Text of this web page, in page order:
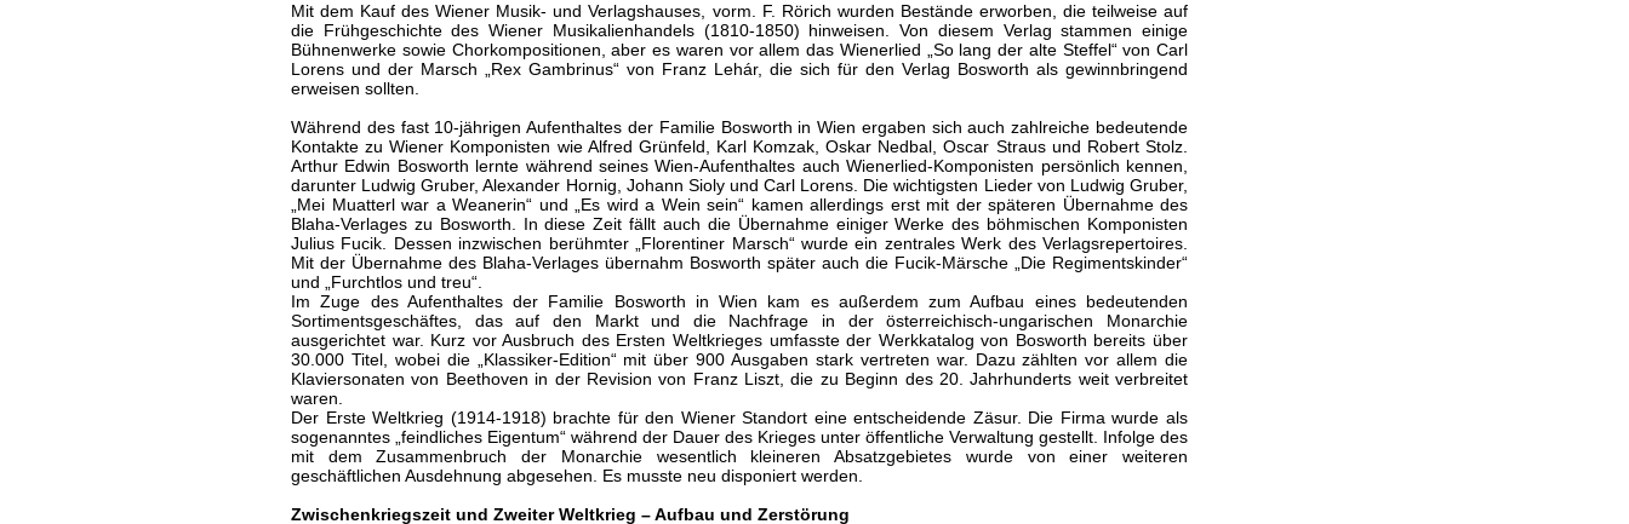
Mit dem Kauf des Wiener Musik- und Verlagshauses, vorm. F. Rörich wurden Bestände erworben, die teilweise auf
die Frühgeschichte des Wiener Musikalienhandels (1810-1850) hinweisen. Von diesem Verlag stammen einige
Bühnenwerke sowie Chorkompositionen, aber es waren vor allem das Wienerlied „So lang der alte Steffel“ von Carl
Lorens und der Marsch „Rex Gambrinus“ von Franz Lehár, die sich für den Verlag Bosworth als gewinnbringend
erweisen sollten.
Während des fast 10-jährigen Aufenthaltes der Familie Bosworth in Wien ergaben sich auch zahlreiche bedeutende
Kontakte zu Wiener Komponisten wie Alfred Grünfeld, Karl Komzak, Oskar Nedbal, Oscar Straus und Robert Stolz.
Arthur Edwin Bosworth lernte während seines Wien-Aufenthaltes auch Wienerlied-Komponisten persönlich kennen,
darunter Ludwig Gruber, Alexander Hornig, Johann Sioly und Carl Lorens. Die wichtigsten Lieder von Ludwig Gruber,
„Mei Muatterl war a Weanerin“ und „Es wird a Wein sein“ kamen allerdings erst mit der späteren Übernahme des
Blaha-Verlages zu Bosworth. In diese Zeit fällt auch die Übernahme einiger Werke des böhmischen Komponisten
Julius Fucik. Dessen inzwischen berühmter „Florentiner Marsch“ wurde ein zentrales Werk des Verlagsrepertoires.
Mit der Übernahme des Blaha-Verlages übernahm Bosworth später auch die Fucik-Märsche „Die Regimentskinder“
und „Furchtlos und treu“.
Im Zuge des Aufenthaltes der Familie Bosworth in Wien kam es außerdem zum Aufbau eines bedeutenden
Sortimentsgeschäftes, das auf den Markt und die Nachfrage in der österreichisch-ungarischen Monarchie
ausgerichtet war. Kurz vor Ausbruch des Ersten Weltkrieges umfasste der Werkkatalog von Bosworth bereits über
30.000 Titel, wobei die „Klassiker-Edition“ mit über 900 Ausgaben stark vertreten war. Dazu zählten vor allem die
Klaviersonaten von Beethoven in der Revision von Franz Liszt, die zu Beginn des 20. Jahrhunderts weit verbreitet
waren.
Der Erste Weltkrieg (1914-1918) brachte für den Wiener Standort eine entscheidende Zäsur. Die Firma wurde als
sogenanntes „feindliches Eigentum“ während der Dauer des Krieges unter öffentliche Verwaltung gestellt. Infolge des
mit dem Zusammenbruch der Monarchie wesentlich kleineren Absatzgebietes wurde von einer weiteren
geschäftlichen Ausdehnung abgesehen. Es musste neu disponiert werden.
Zwischenkriegszeit und Zweiter Weltkrieg – Aufbau und Zerstörung